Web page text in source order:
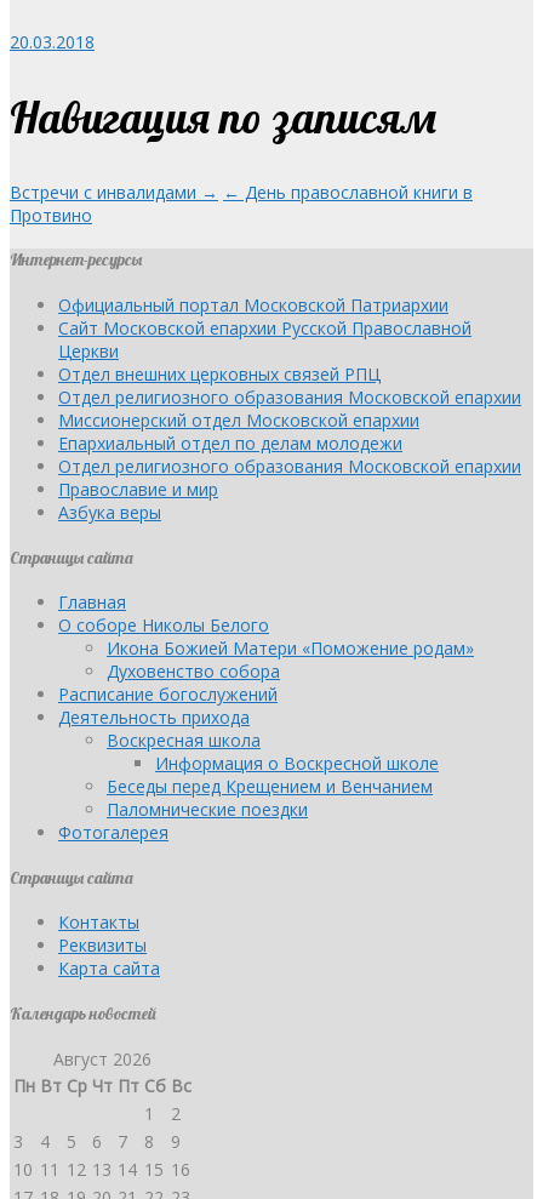
20.03.2018
Навигация по записям
Встречи с инвалидами → ← День православной книги в
Протвино
Интернет-ресурсы
Официальный портал Московской Патриархии
Сайт Московской епархии Русской Православной
Церкви
Отдел внешних церковных связей РПЦ
Отдел религиозного образования Московской епархии
Миссионерский отдел Московской епархии
Епархиальный отдел по делам молодежи
Отдел религиозного образования Московской епархии
Православие и мир
Азбука веры
Страницы сайта
Главная
О соборе Николы Белого
Икона Божией Матери «Поможение родам»
Духовенство собора
Расписание богослужений
Деятельность прихода
Воскресная школа
Информация о Воскресной школе
Беседы перед Крещением и Венчанием
Паломнические поездки
Фотогалерея
Страницы сайта
Контакты
Реквизиты
Карта сайта
Календарь новостей
Август 2026
Пн Вт Ср Чт Пт Сб Вс
1
2
3
4 5 6 7 8
9
10 11 12 13 14 15 16